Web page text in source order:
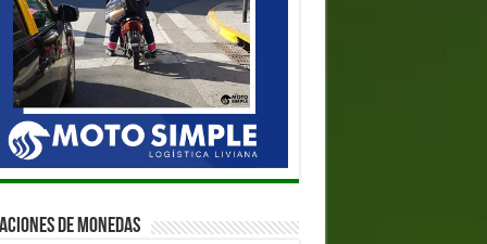
DE MONEDAS